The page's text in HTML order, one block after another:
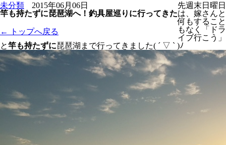
未分類
2015年06月06日
竿も持たずに琵琶湖へ！釣具屋巡りに行ってきた
← トップへ戻る
先週末日曜日
は、嫁さんと
何もすること
もなく「ドラ
イブ行こう」
と竿も持たずに琵琶湖まで行ってきました( ´ ▽ ` )ﾉ